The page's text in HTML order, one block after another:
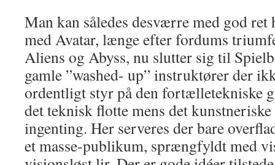
Man kan således desværre med god ret
med Avatar, længe efter fordums
Aliens og Abyss, nu slutter sig til
gamle ”washed- up” instruktører der
ordentligt styr på den fortælletekniske
det teknisk flotte mens det
ingenting. Her serveres der bare
et masse-publikum, sprængfyldt med